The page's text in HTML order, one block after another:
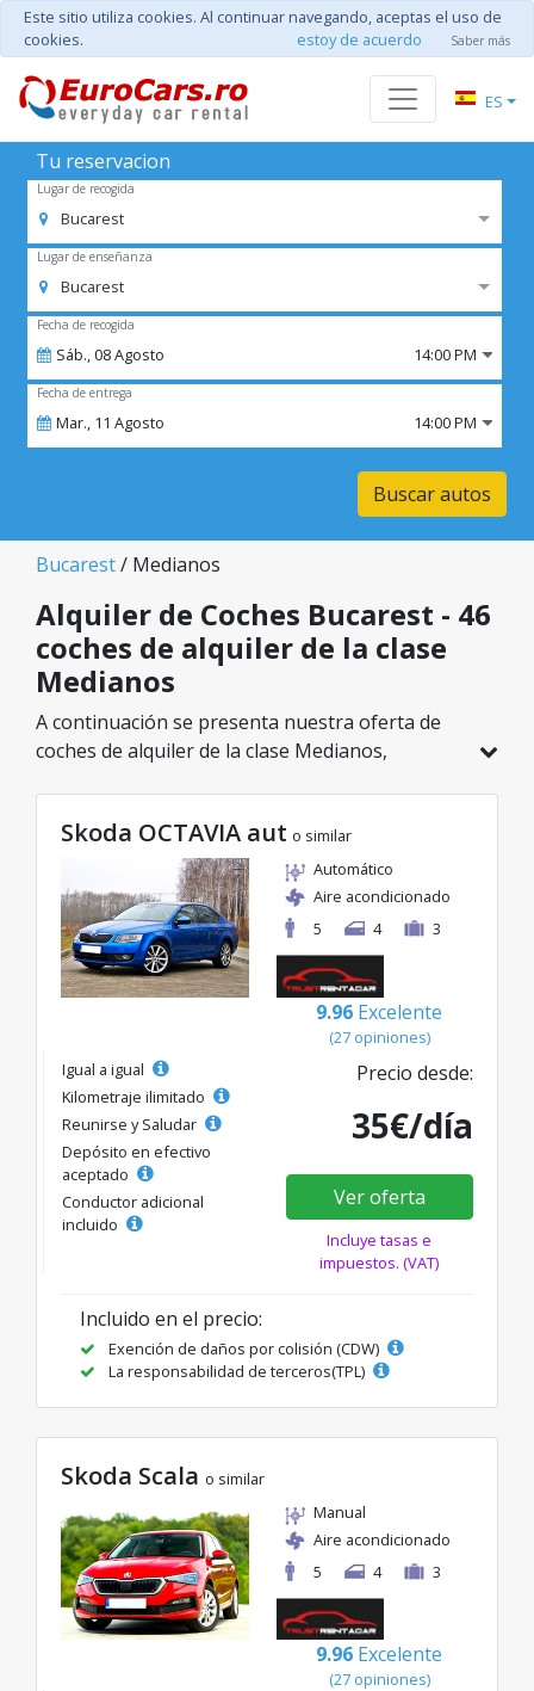
Este sitio utiliza cookies. Al continuar navegando, aceptas el uso de
cookies.
estoy de acuerdo Saber más
ES
Tu reservacion
Lugar de recogida
Bucarest
Lugar de enseñanza
Bucarest
Fecha de recogida
Sáb.,08Agosto 14:00 PM
Fecha de entrega
Mar., 11 Agosto 14:00 PM
Buscar autos
Bucarest/ Medianos
Alquiler de Coches Bucarest - 46
coches de alquiler de la clase
Medianos
A continuación se presenta nuestra oferta de
coches de alquiler de la clase Medianos,
modelo ideal de la categoría seleccionada, con
tarifas excelentes desde solo 20€/día.
Skoda OCTAVIA aut o similar
Automático
Aire acondicionado
5
4 3
9.96 Excelente
(27 opiniones)
Igual a igual
Kilometraje ilimitado
Reunirse y Saludar
Depósito en efectivo
aceptado
Conductor adicional
incluido
Precio desde:
35€/día
Ver oferta
Incluye tasas e
impuestos. (VAT)
Incluido en el precio:
Exención de daños por colisión (CDW)
La responsabilidad de terceros(TPL)
Skoda Scala o similar
Manual
Aire acondicionado
5
4 3
9.96 Excelente
(27 opiniones)